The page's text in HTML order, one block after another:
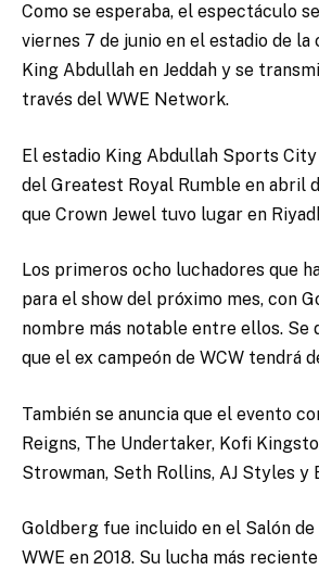
Como se esperaba, el espectáculo
viernes 7 de junio en el estadio de la
King Abdullah en Jeddah y se
través del WWE Network.
El estadio King Abdullah Sports
del Greatest Royal Rumble en abril
que Crown Jewel tuvo lugar en
Los primeros ocho luchadores que
para el show del próximo mes, con
nombre más notable entre ellos. Se
que el ex campeón de WCW tendrá
También se anuncia que el evento
Reigns, The Undertaker, Kofi
Strowman, Seth Rollins, AJ Styles y
Goldberg fue incluido en el Salón de
WWE en 2018. Su lucha más